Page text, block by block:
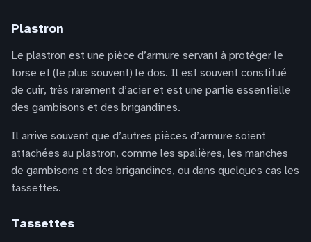
Plastron
Le plastron est une pièce d’armure servant à protéger le
torse et (le plus souvent) le dos. Il est souvent constitué
de cuir, très rarement d’acier et est une partie essentielle
des gambisons et des brigandines.
Il arrive souvent que d’autres pièces d’armure soient
attachées au plastron, comme les spalières, les manches
de gambisons et des brigandines, ou dans quelques cas les
tassettes.
Tassettes